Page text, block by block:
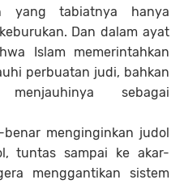
yang tabiatnya hanya
Dan dalam ayat
Islam memerintahkan
perbuatan judi, bahkan
sebagai
menginginkan judol
tuntas sampai ke akar-
menggantikan sistem